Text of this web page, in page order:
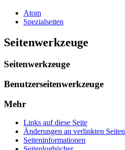
Atom
Spezialseiten
Seitenwerkzeuge
Seitenwerkzeuge
Benutzerseitenwerkzeuge
Mehr
Links auf diese Seite
Änderungen an verlinkten Seiten
Seiten­­informationen